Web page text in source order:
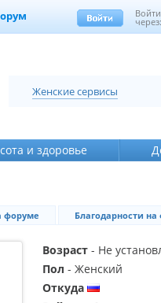
Войти
Женские сервисы
и здоровье
форуме Благодарности
Возраст - Не
Пол - Женский
Откуда